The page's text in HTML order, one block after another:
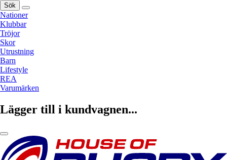
Sök
Nationer
Klubbar
Tröjor
Skor
Utrustning
Barn
Lifestyle
REA
Varumärken
Lägger till i kundvagnen...